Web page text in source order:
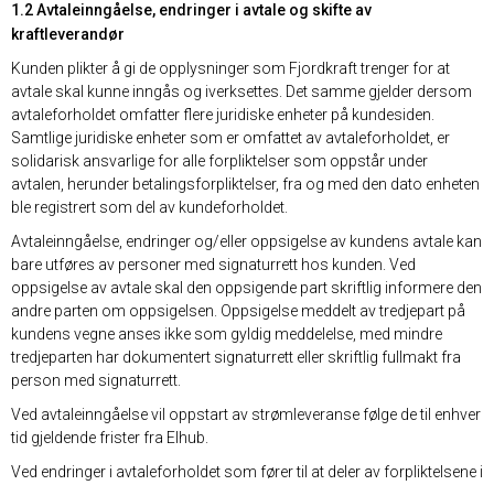
1.2 Avtaleinngåelse, endringer i avtale og skifte av
kraftleverandør
Kunden plikter å gi de opplysninger som Fjordkraft trenger for at
avtale skal kunne inngås og iverksettes. Det samme gjelder dersom
avtaleforholdet omfatter flere juridiske enheter på kundesiden.
Samtlige juridiske enheter som er omfattet av avtaleforholdet, er
solidarisk ansvarlige for alle forpliktelser som oppstår under
avtalen, herunder betalingsforpliktelser, fra og med den dato enheten
ble registrert som del av kundeforholdet.
Avtaleinngåelse, endringer og/eller oppsigelse av kundens avtale kan
bare utføres av personer med signaturrett hos kunden. Ved
oppsigelse av avtale skal den oppsigende part skriftlig informere den
andre parten om oppsigelsen. Oppsigelse meddelt av tredjepart på
kundens vegne anses ikke som gyldig meddelelse, med mindre
tredjeparten har dokumentert signaturrett eller skriftlig fullmakt fra
person med signaturrett.
Ved avtaleinngåelse vil oppstart av strømleveranse følge de til enhver
tid gjeldende frister fra Elhub.
Ved endringer i avtaleforholdet som fører til at deler av forpliktelsene i